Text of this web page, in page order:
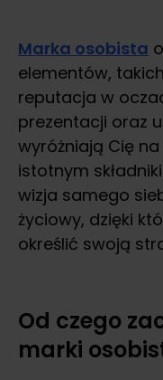
Marka osobista
elementów,
reputacja w
prezentacji oraz
wyróżniają Cię
istotnym
wizja samego
życiowy, dzięki
określić swoją
Od czego
marki